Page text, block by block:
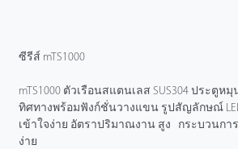
ซีรีส์ mTS1000
mTS1000 ตัวเรือนสแตนเลส SUS304 ประตู
ทิศทางพร้อมฟังก์ชั่นวางแขน รูปสัญลักษณ์
เข้าใจง่าย อัตราปริมาณงาน สูง กระบวนกา
ง่าย